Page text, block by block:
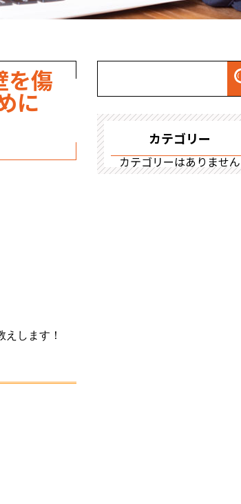
を傷
に
します！
カテゴリー
カテゴリーはありません